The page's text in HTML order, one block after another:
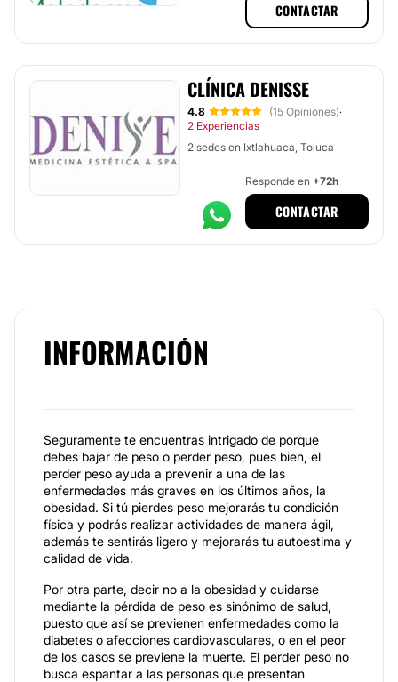
CONTACTAR
CLÍNICA DENISSE
4.8 (15 Opiniones)·
2 Experiencias
2 sedes en Ixtlahuaca, Toluca
Responde en +72h
CONTACTAR
INFORMACIÓN
Seguramente te encuentras intrigado de porque
debes bajar de peso o perder peso, pues bien, el
perder peso ayuda a prevenir a una de las
enfermedades más graves en los últimos años, la
obesidad. Si tú pierdes peso mejorarás tu condición
física y podrás realizar actividades de manera ágil,
además te sentirás ligero y mejorarás tu autoestima y
calidad de vida.
Por otra parte, decir no a la obesidad y cuidarse
mediante la pérdida de peso es sinónimo de salud,
puesto que así se previenen enfermedades como la
diabetes o afecciones cardiovasculares, o en el peor
de los casos se previene la muerte. El perder peso no
busca espantar a las personas que presentan